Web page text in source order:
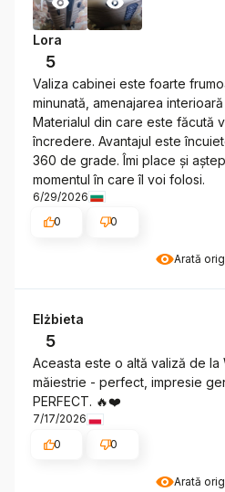
Arată
Lora
5
Valiza cabinei este foarte
minunată, amenajarea
Materialul din care este făcută
încredere. Avantajul este
360 de grade. Îmi place și
momentul în care îl voi folosi.
6/29/2026
0
0
Arată
Elżbieta
5
Aceasta este o altă valiză de la
măiestrie - perfect, impresie
PERFECT. 🔥❤️
7/17/2026
0
0